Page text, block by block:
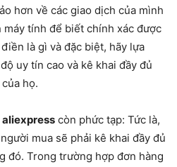
hơn về các giao dịch của mình
tính để biết chính xác được
là gì và đặc biệt, hãy lựa
uy tín cao và kê khai đầy đủ
họ.
aliexpress còn phức tạp: Tức là,
mua sẽ phải kê khai đầy đủ
đó. Trong trường hợp đơn hàng